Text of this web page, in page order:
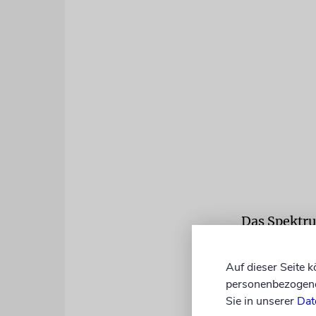
Das
zu
LOCKDOWN
Auf dieser Seite
Sie in unserer